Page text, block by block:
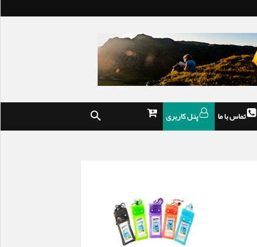
تماس با ما پنل کاربری